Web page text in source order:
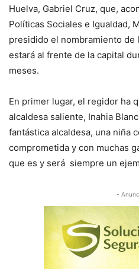
Huelva, Gabriel Cruz, que,
Políticas Sociales e Igualdad,
presidido el nombramiento de
estará al frente de la capital
meses.
En primer lugar, el regidor ha
alcaldesa saliente, Inahia
fantástica alcaldesa, una niña
comprometida y con muchas
que es y será siempre un
-